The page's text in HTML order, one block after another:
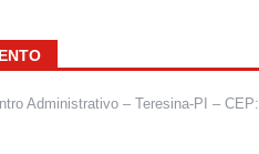
Administrativo – Teresina-PI –